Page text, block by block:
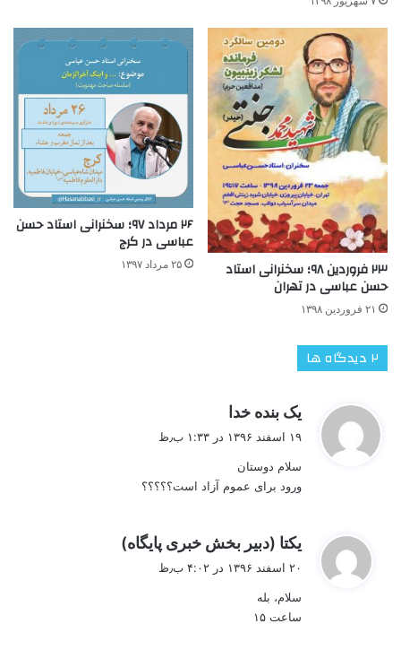
۲۳ فروردین ۹۸؛ سخنرانی استاد
حسن عباسی در تهران
۲۱ فروردین ۱۳۹۸
۲۶ مرداد ۹۷؛ سخنرانی استاد حسن
عباسی در کرج
۲۵ مرداد ۱۳۹۷
‫۲ دیدگاه ها
یک بنده خدا
۱۹ اسفند ۱۳۹۶ در ۱:۳۳ ب٫ظ
سلام دوستان
ورود برای عموم آزاد است؟؟؟؟؟
یکتا (دبیر بخش خبری پایگاه)
۲۰ اسفند ۱۳۹۶ در ۴:۰۲ ب٫ظ
سلام، بله
ساعت ۱۵